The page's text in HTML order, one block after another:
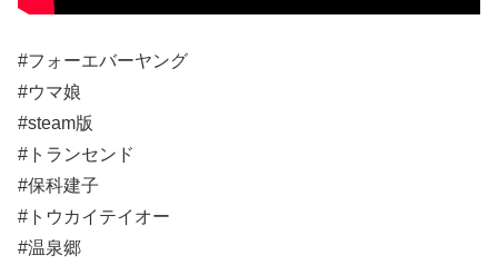
#フォーエバーヤング
#ウマ娘
#steam版
#トランセンド
#保科建子
#トウカイテイオー
#温泉郷